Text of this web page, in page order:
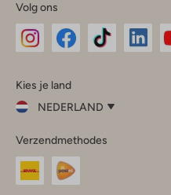
Volg ons
InstagramFacebook
Kies je land
NEDERLAND
je
land
Nederland
Verzendmethodes